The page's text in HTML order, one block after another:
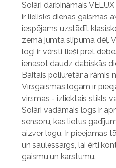
Solāri darbināmais
ir lielisks dienas gaismas
iespējams uzstādīt
zemā jumta slīpuma dēļ.
logi ir vērsti tieši pret
ienesot daudz dabiskās
Baltais poliuretāna rāmis
Virsgaismas logam ir
virsmas - izliektais stikls
Solāri vadāmais logs ir
sensoru, kas lietus
aizver logu. Ir pieejamas
un saulessargs, lai ērti
gaismu un karstumu.